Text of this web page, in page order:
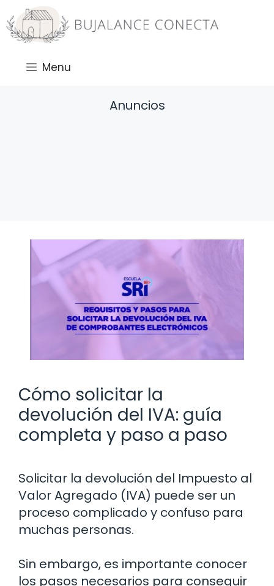
Saltar
al
contenido
Menu
Anuncios
Cómo solicitar la
devolución del IVA: guía
completa y paso a paso
Solicitar la devolución del Impuesto al
Valor Agregado (IVA) puede ser un
proceso complicado y confuso para
muchas personas.
Sin embargo, es importante conocer
los pasos necesarios para conseguir